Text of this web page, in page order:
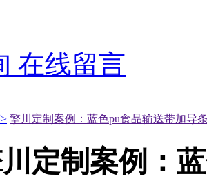
在线留言
擎川定制案例：蓝色pu食品输送带加导
定制案例：